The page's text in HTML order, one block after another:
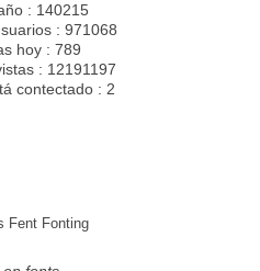
: 140215
: 971068
hoy : 789
: 12191197
contectado : 2
Fent Fonting